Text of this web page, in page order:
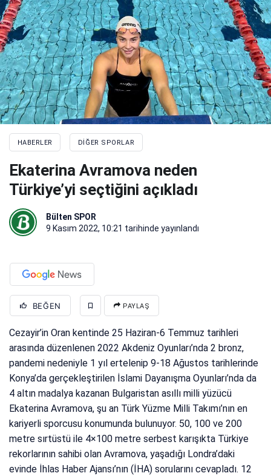
HABERLER DIĞER SPORLAR
Ekaterina Avramova neden
Türkiye’yi seçtiğini açıkladı
Bülten SPOR
9 Kasım 2022, 10:21 tarihinde yayınlandı
BEĞEN PAYLAŞ
Cezayir’in Oran kentinde 25 Haziran-6 Temmuz tarihleri
arasında düzenlenen 2022 Akdeniz Oyunları’nda 2 bronz,
pandemi nedeniyle 1 yıl ertelenip 9-18 Ağustos tarihlerinde
Konya’da gerçekleştirilen İslami Dayanışma Oyunları’nda da
4 altın madalya kazanan Bulgaristan asıllı milli yüzücü
Ekaterina Avramova, şu an Türk Yüzme Milli Takımı’nın en
kariyerli sporcusu konumunda bulunuyor. 50, 100 ve 200
metre sırtüstü ile 4×100 metre serbest karışıkta Türkiye
rekorlarının sahibi olan Avramova, yaşadığı Londra’daki
evinde İhlas Haber Ajansı’nın (İHA) sorularını cevapladı. 12